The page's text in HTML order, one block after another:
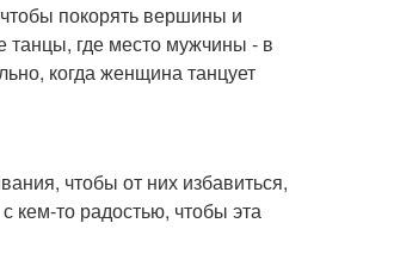
покорять вершины и
танцы, где место мужчины - в
когда женщина танцует
чтобы от них избавиться,
кем-то радостью, чтобы эта